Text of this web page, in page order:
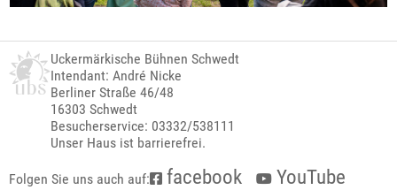
Uckermärkische Bühnen Schwedt
Intendant: André Nicke
Berliner Straße 46/48
16303 Schwedt
Besucherservice: 03332/538111
Unser Haus ist barrierefrei.
Folgen Sie uns auch auf: facebook
YouTube